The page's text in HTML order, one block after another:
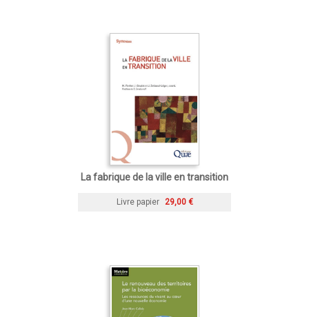
La fabrique de la ville en transition
Livre papier 29,00 €